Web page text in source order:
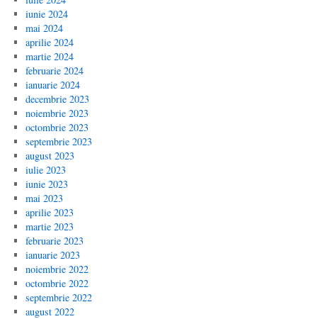
iunie 2024
mai 2024
aprilie 2024
martie 2024
februarie 2024
ianuarie 2024
decembrie 2023
noiembrie 2023
octombrie 2023
septembrie 2023
august 2023
iulie 2023
iunie 2023
mai 2023
aprilie 2023
martie 2023
februarie 2023
ianuarie 2023
noiembrie 2022
octombrie 2022
septembrie 2022
august 2022